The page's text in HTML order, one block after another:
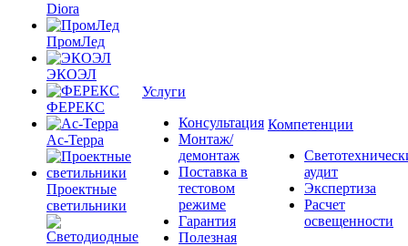
Diora
ПромЛед
ЭКОЭЛ
ФЕРЕКС
Ас-Терра
Проектные
светильники
Услуги
Консультация
Монтаж/
демонтаж
Поставка в
тестовом
режиме
Гарантия
Полезная
Компетенции
аудит
Экспертиза
Расчет
освещенности